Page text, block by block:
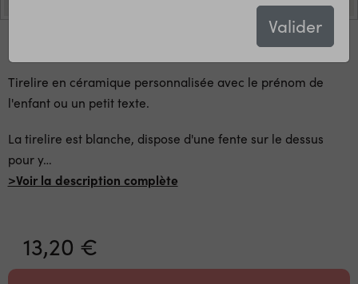
Valider
Tirelire en céramique personnalisée avec le prénom de
l'enfant ou un petit texte.
La tirelire est blanche, dispose d'une fente sur le dessus
pour y…
>Voir la description complète
13,20 €